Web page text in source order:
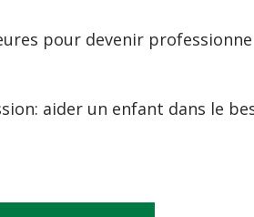
pour devenir
aider un enfant dans le